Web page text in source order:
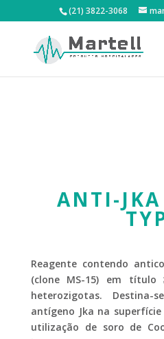
(21) 3822-3068
ANTI-
Reagente contendo
(clone MS-15) em título
heterozigotas.
antígeno Jka na superfície
utilização de soro de